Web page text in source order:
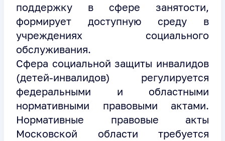
поддержку в сфере занятости,
формирует доступную среду в
учреждениях социального
обслуживания.
Сфера социальной защиты инвалидов
(детей-инвалидов) регулируется
федеральными и областными
нормативными правовыми актами.
Нормативные правовые акты
Московской области требуется